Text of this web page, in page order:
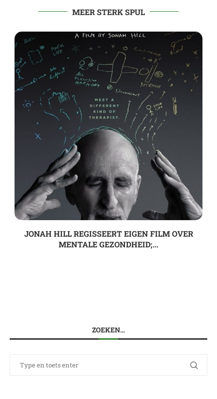
MEER STERK SPUL
JONAH HILL REGISSEERT EIGEN FILM OVER
MENTALE GEZONDHEID;...
ZOEKEN…